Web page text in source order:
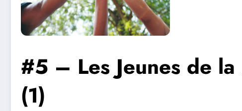
#5 – Les Jeunes de
(1)